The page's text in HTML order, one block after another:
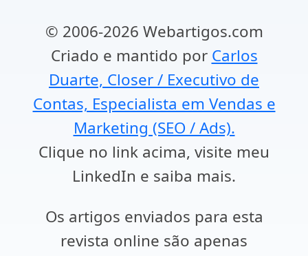
© 2006-2026 Webartigos.com
Criado e mantido por Carlos
Duarte, Closer / Executivo de
Contas, Especialista em Vendas e
Marketing (SEO / Ads).
Clique no link acima, visite meu
LinkedIn e saiba mais.
Os artigos enviados para esta
revista online são apenas